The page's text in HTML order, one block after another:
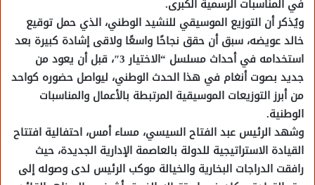
في المناسبات الرسمية الكبرى.
ويُذكر أن التوزيع الموسيقي للنشيد الوطني، الذي حمل توقيع
خالد عويضه، سبق أن حقق نجاحًا واسعًا ولاقى إشادة كبيرة بعد
استخدامه في أحداث مسلسل “الاختيار 3″، قبل أن يعود من
جديد بصوت أنغام في هذا الحدث الوطني، ليواصل حضوره كواحد
من أبرز التوزيعات الموسيقية المرتبطة بالأعمال والمناسبات
الوطنية.
وشهد الرئيس عبد الفتاح السيسي، مساء أمس، احتفالية افتتاح
القيادة الاستراتيجية للدولة بالعاصمة الإدارية الجديدة، حيث
رافقت الدراجات البخارية والخيالة موكب الرئيس لدى وصوله إلى